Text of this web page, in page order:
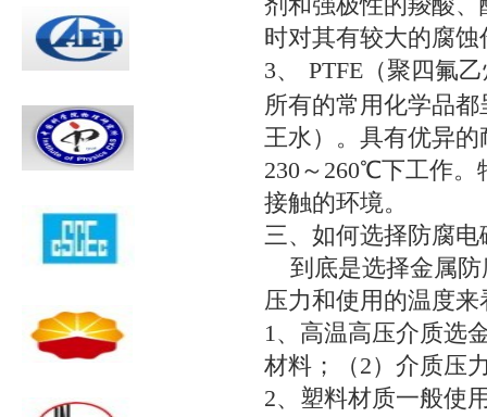
剂和强极性的羧酸
时对其有较大的腐
3、
PTFE （聚四氟
所有的常用化学品
王水）。具有优异
230～ 260℃下工作。
接触的环境。
三、 如何选择防腐
到底是选择金属防
压力和使用的温度
1、高温高压介质选
材料；（2）介质压
2、塑料材质一般使